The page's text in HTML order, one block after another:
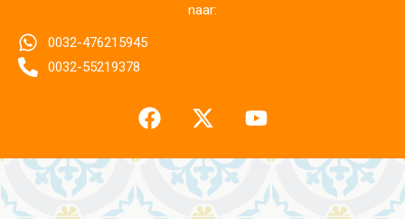
naar:
0032-476215945
0032-55219378